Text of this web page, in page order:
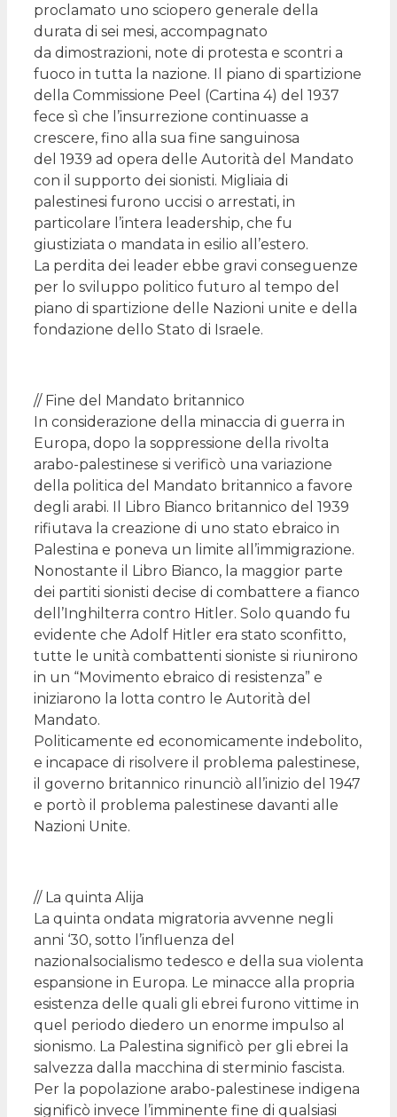
proclamato uno sciopero generale della
durata di sei mesi, accompagnato
da dimostrazioni, note di protesta e scontri a
fuoco in tutta la nazione. Il piano di spartizione
della Commissione Peel (Cartina 4) del 1937
fece sì che l’insurrezione continuasse a
crescere, fino alla sua fine sanguinosa
del 1939 ad opera delle Autorità del Mandato
con il supporto dei sionisti. Migliaia di
palestinesi furono uccisi o arrestati, in
particolare l’intera leadership, che fu
giustiziata o mandata in esilio all’estero.
La perdita dei leader ebbe gravi conseguenze
per lo sviluppo politico futuro al tempo del
piano di spartizione delle Nazioni unite e della
fondazione dello Stato di Israele.
// Fine del Mandato britannico
In considerazione della minaccia di guerra in
Europa, dopo la soppressione della rivolta
arabo-palestinese si verificò una variazione
della politica del Mandato britannico a favore
degli arabi. Il Libro Bianco britannico del 1939
rifiutava la creazione di uno stato ebraico in
Palestina e poneva un limite all’immigrazione.
Nonostante il Libro Bianco, la maggior parte
dei partiti sionisti decise di combattere a fianco
dell’Inghilterra contro Hitler. Solo quando fu
evidente che Adolf Hitler era stato sconfitto,
tutte le unità combattenti sioniste si riunirono
in un “Movimento ebraico di resistenza” e
iniziarono la lotta contro le Autorità del
Mandato.
Politicamente ed economicamente indebolito,
e incapace di risolvere il problema palestinese,
il governo britannico rinunciò all’inizio del 1947
e portò il problema palestinese davanti alle
Nazioni Unite.
// La quinta Alija
La quinta ondata migratoria avvenne negli
anni ‘30, sotto l’influenza del
nazionalsocialismo tedesco e della sua violenta
espansione in Europa. Le minacce alla propria
esistenza delle quali gli ebrei furono vittime in
quel periodo diedero un enorme impulso al
sionismo. La Palestina significò per gli ebrei la
salvezza dalla macchina di sterminio fascista.
Per la popolazione arabo-palestinese indigena
significò invece l’imminente fine di qualsiasi